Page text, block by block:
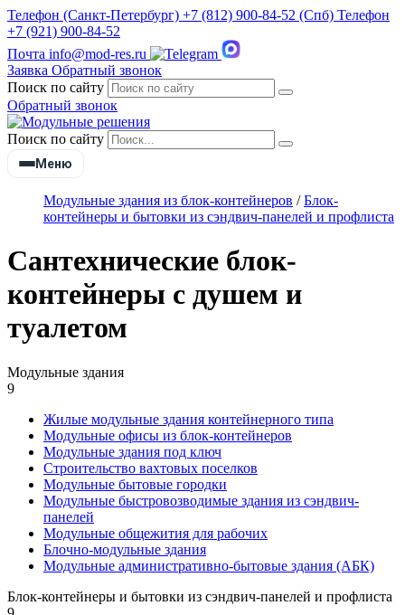
Телефон (Санкт-Петербург) +7 (812) 900-84-52 (Спб) Телефон
+7 (921) 900-84-52
Почта info@mod-res.ru
Заявка Обратный звонок
Поиск по сайту
Обратный звонок
Поиск по сайту
Меню
Модульные здания из блок-контейнеров /Блок-
контейнеры и бытовки из сэндвич-панелей и профлиста
Сантехнические блок-
контейнеры с душем и
туалетом
Модульные здания
9
Жилые модульные здания контейнерного типа
Модульные офисы из блок-контейнеров
Модульные здания под ключ
Строительство вахтовых поселков
Модульные бытовые городки
Модульные быстровозводимые здания из сэндвич-
панелей
Модульные общежития для рабочих
Блочно-модульные здания
Модульные административно-бытовые здания (АБК)
Блок-контейнеры и бытовки из сэндвич-панелей и профлиста